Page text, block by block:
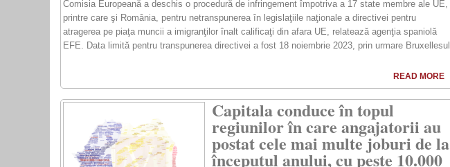
Comisia Europeană a deschis o procedură de infringement împotriva a 17 state membre ale UE,
printre care şi România, pentru netranspunerea în legislaţiile naţionale a directivei pentru
atragerea pe piaţa muncii a imigranţilor înalt calificaţi din afara UE, relatează agenţia spaniolă
EFE. Data limită pentru transpunerea directivei a fost 18 noiembrie 2023, prin urmare Bruxellesul
READ MORE
Capitala conduce în topul
regiunilor în care angajatorii au
postat cele mai multe joburi de la
începutul anului, cu peste 10.000